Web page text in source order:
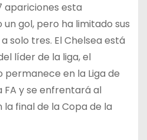
apariciones esta
gol, pero ha limitado sus
solo tres. El Chelsea está
líder de la liga, el
en la Liga de
FA y se enfrentará al
final de la Copa de la